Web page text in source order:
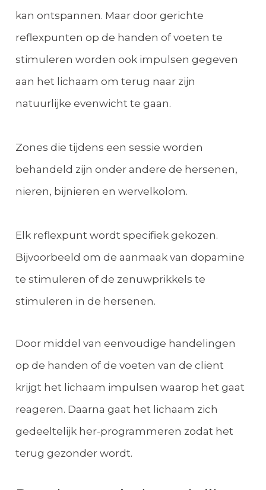
kan ontspannen. Maar door gerichte
reflexpunten op de handen of voeten te
stimuleren worden ook impulsen gegeven
aan het lichaam om terug naar zijn
natuurlijke evenwicht te gaan.
Zones die tijdens een sessie worden
behandeld zijn onder andere de hersenen,
nieren, bijnieren en wervelkolom.
Elk reflexpunt wordt specifiek gekozen.
Bijvoorbeeld om de aanmaak van dopamine
te stimuleren of de zenuwprikkels te
stimuleren in de hersenen.
Door middel van eenvoudige handelingen
op de handen of de voeten van de cliënt
krijgt het lichaam impulsen waarop het gaat
reageren. Daarna gaat het lichaam zich
gedeeltelijk her-programmeren zodat het
terug gezonder wordt.